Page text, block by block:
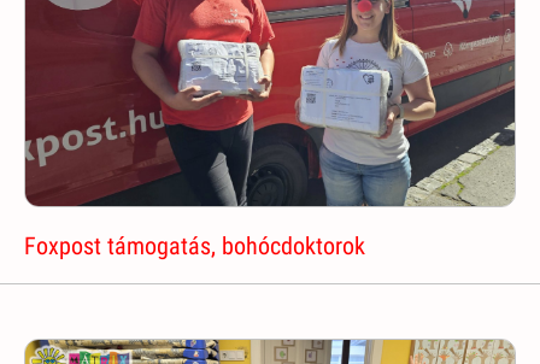
Foxpost támogatás, bohócdoktorok